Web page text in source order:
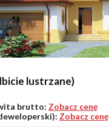
lustrzane)
brutto: Zobacz cenę
Zobacz cenę